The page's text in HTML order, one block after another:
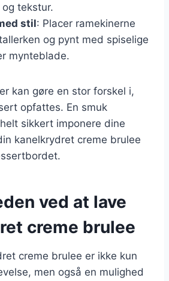
tekstur.
stil: Placer ramekinerne
og pynt med spiselige
mynteblade.
kan gøre en stor forskel i,
opfattes. En smuk
sikkert imponere dine
kanelkrydret creme brulee
ved at lave
creme brulee
creme brulee er ikke kun
men også en mulighed